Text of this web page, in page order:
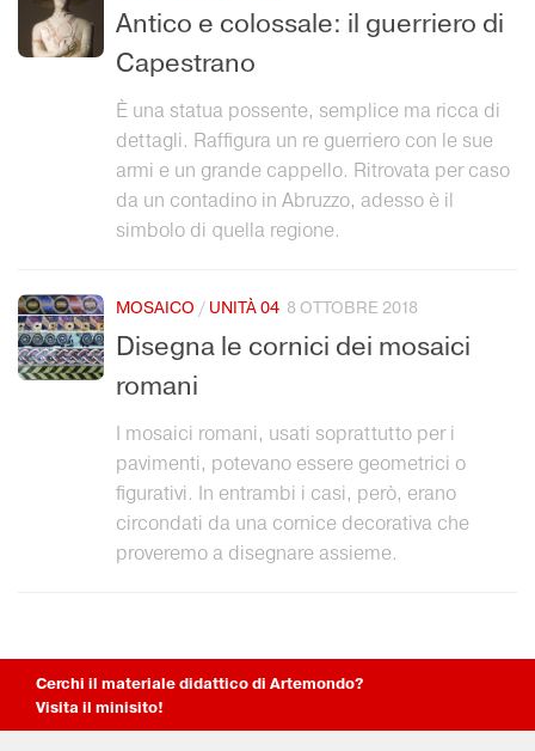
Collezioni Università
Facebook
Antico e colossale: il guerriero di
Capestrano
È una statua possente, semplice ma ricca di
dettagli. Raffigura un re guerriero con le sue
armi e un grande cappello. Ritrovata per caso
da un contadino in Abruzzo, adesso è il
simbolo di quella regione.
MOSAICO / UNITÀ 04 8 OTTOBRE 2018
Disegna le cornici dei mosaici
romani
I mosaici romani, usati soprattutto per i
pavimenti, potevano essere geometrici o
figurativi. In entrambi i casi, però, erano
circondati da una cornice decorativa che
proveremo a disegnare assieme.
Cerchi il materiale didattico di Artemondo?
Visita il minisito!